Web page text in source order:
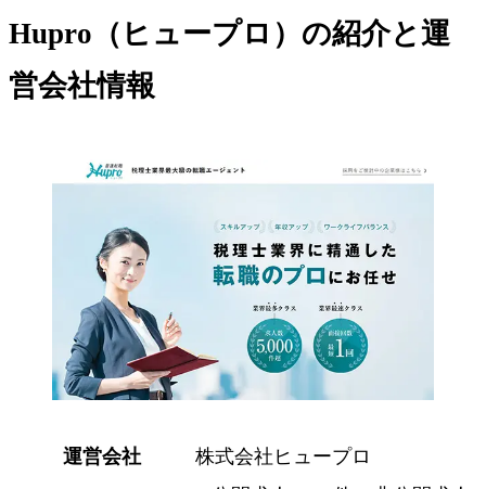
Hupro（ヒュープロ）の紹介と運
営会社情報
運営会社
株式会社ヒュープロ